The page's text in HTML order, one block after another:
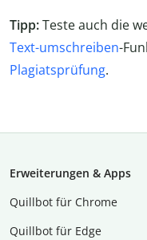
Tipp:Teste auch die
Text-umschreiben-
Plagiatsprüfung.
Erweiterungen & Apps
Quillbot für Chrome
Quillbot für Edge